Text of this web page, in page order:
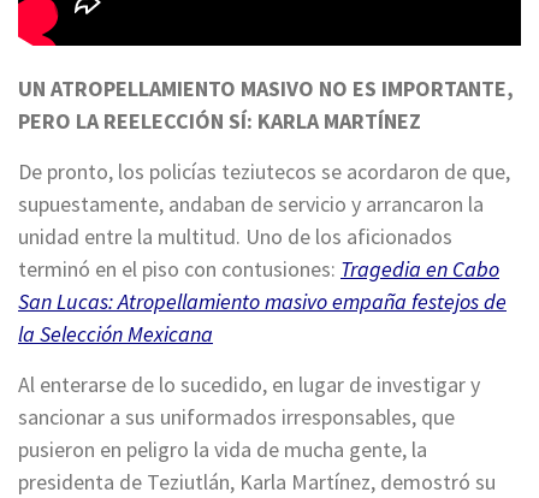
UN ATROPELLAMIENTO MASIVO NO ES IMPORTANTE,
PERO LA REELECCIÓN SÍ: KARLA MARTÍNEZ
De pronto, los policías teziutecos se acordaron de que,
supuestamente, andaban de servicio y arrancaron la
unidad entre la multitud. Uno de los aficionados
terminó en el piso con contusiones: Tragedia en Cabo
San Lucas: Atropellamiento masivo empaña festejos de
la Selección Mexicana
Al enterarse de lo sucedido, en lugar de investigar y
sancionar a sus uniformados irresponsables, que
pusieron en peligro la vida de mucha gente, la
presidenta de Teziutlán, Karla Martínez, demostró su